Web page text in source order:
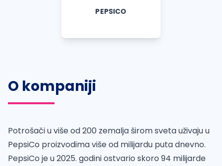
PEPSICO
O kompaniji
Potrošači u više od 200 zemalja širom sveta uživaju u
PepsiCo proizvodima više od milijardu puta dnevno.
PepsiCo je u 2025. godini ostvario skoro 94 milijarde